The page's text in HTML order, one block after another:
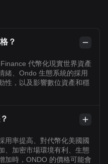
？
代幣化現實世界資產
緒、Ondo 生態系統的採用
性，以及影響數位資產和穩
用率提高、對代幣化美國國
、加密市場環境有利、生態
加時，ONDO 的價格可能會